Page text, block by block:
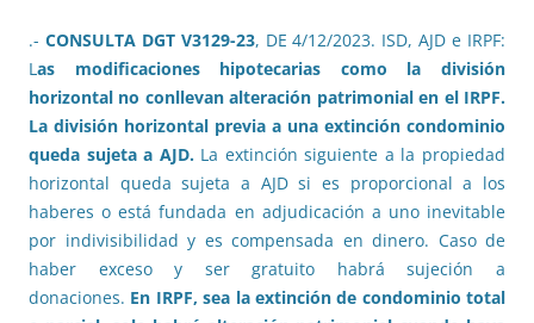
.- CONSULTA DGT V3129-23, DE 4/12/2023. ISD, AJD e IRPF:
Las modificaciones hipotecarias como la división
horizontal no conllevan alteración patrimonial en el IRPF.
La división horizontal previa a una extinción condominio
queda sujeta a AJD.La extinción siguiente a la propiedad
horizontal queda sujeta a AJD si es proporcional a los
haberes o está fundada en adjudicación a uno inevitable
por indivisibilidad y es compensada en dinero. Caso de
haber exceso y ser gratuito habrá sujeción a
donaciones. En IRPF, sea la extinción de condominio total